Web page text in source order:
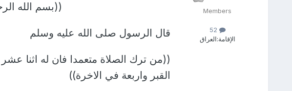
Members
الإقامة:العراق
((بسم الله
قال الرسول صلى الله عليه وسلم
((من ترك الصلاة متعمدا فان له اثنا
القبر واربعة في الاخرة))